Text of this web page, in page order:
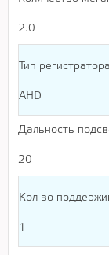
2.0
Тип регистратора
AHD
Дальность
20
Кол-во
1